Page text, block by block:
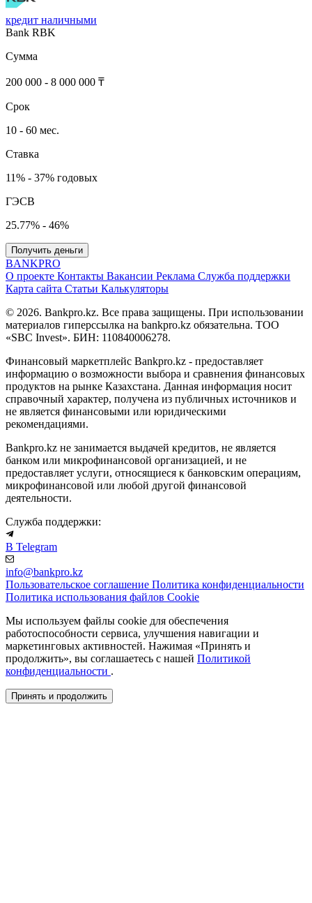
кредит наличными
Bank RBK
Сумма
200 000 - 8 000 000 ₸
Срок
10 - 60 мес.
Ставка
11% - 37% годовых
ГЭСВ
25.77% - 46%
Получить деньги
BANKPRO
О проекте Контакты Вакансии Реклама Служба поддержки
Карта сайта Статьи Калькуляторы
© 2026. Bankpro.kz. Все права защищены. При использовании
материалов гиперссылка на bankpro.kz обязательна. ТОО
«SBC Invest». БИН: 110840006278.
Финансовый маркетплейс Bankpro.kz - предоставляет
информацию о возможности выбора и сравнения финансовых
продуктов на рынке Казахстана. Данная информация носит
справочный характер, получена из публичных источников и
не является финансовыми или юридическими
рекомендациями.
Bankpro.kz не занимается выдачей кредитов, не является
банком или микрофинансовой организацией, и не
предоставляет услуги, относящиеся к банковским операциям,
микрофинансовой или любой другой финансовой
деятельности.
Служба поддержки:
В Telegram
info@bankpro.kz
Пользовательское соглашение Политика конфиденциальности
Политика использования файлов Cookie
Мы используем файлы cookie для обеспечения
работоспособности сервиса, улучшения навигации и
маркетинговых активностей. Нажимая «Принять и
продолжить», вы соглашаетесь с нашей Политикой
конфиденциальности .
Принять и продолжить